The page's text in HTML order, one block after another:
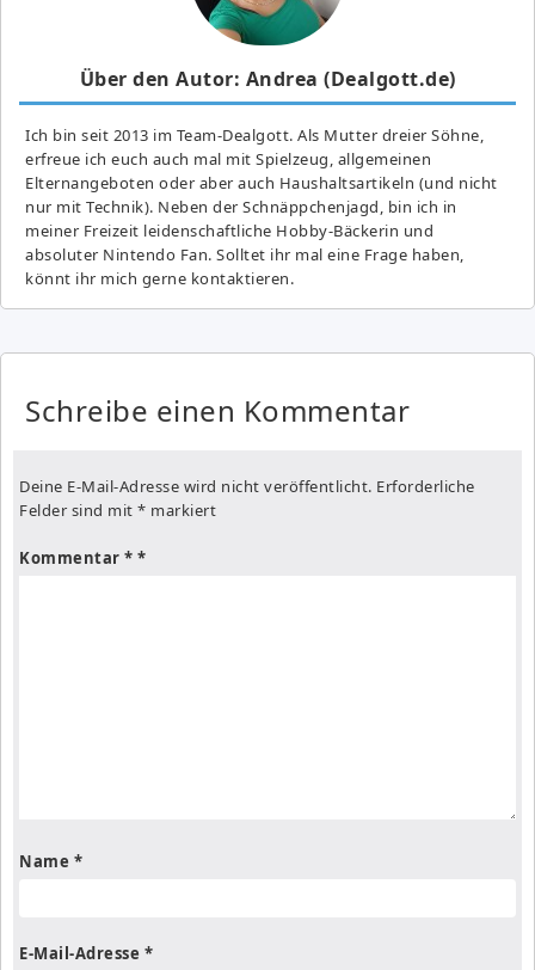
Über den Autor: Andrea (Dealgott.de)
Ich bin seit 2013 im Team-Dealgott. Als Mutter dreier Söhne,
erfreue ich euch auch mal mit Spielzeug, allgemeinen
Elternangeboten oder aber auch Haushaltsartikeln (und nicht
nur mit Technik). Neben der Schnäppchenjagd, bin ich in
meiner Freizeit leidenschaftliche Hobby-Bäckerin und
absoluter Nintendo Fan. Solltet ihr mal eine Frage haben,
könnt ihr mich gerne kontaktieren.
Schreibe einen Kommentar
Deine E-Mail-Adresse wird nicht veröffentlicht. Erforderliche
Felder sind mit * markiert
Kommentar *
Name *
E-Mail-Adresse *